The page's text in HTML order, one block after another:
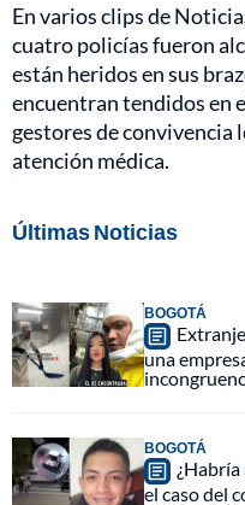
En varios clips de
cuatro policías fueron
están heridos en sus
encuentran tendidos en
gestores de convivencia
atención médica.
Últimas Noticias
BOGOTÁ
una
BOGOTÁ
el caso del